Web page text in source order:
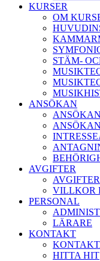
KURSER
OM
STÄM-
ANSÖKAN
AVGIFTER
AVGIFTER
VILLKOR
PERSONAL
LÄRARE
KONTAKT
HITTA HIT